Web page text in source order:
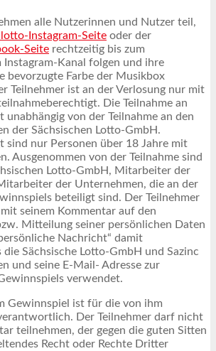
alle Nutzerinnen und Nutzer teil,
Instagram-Seite oder der
Seite rechtzeitig bis zum
Instagram-Kanal folgen und ihre
bevorzugte Farbe der Musikbox
Teilnehmer ist an der Verlosung nur mit
Die Teilnahme an
unabhängig von der Teilnahme an den
der Sächsischen Lotto-GmbH.
sind nur Personen über 18 Jahre mit
Ausgenommen von der Teilnahme sind
Lotto-GmbH, Mitarbeiter der
der Unternehmen, die an der
beteiligt sind. Der Teilnehmer
seinem Kommentar auf den
Mitteilung seiner persönlichen Daten
Nachricht“ damit
die Sächsische Lotto-GmbH und Sazinc
und seine E-Mail- Adresse zur
verwendet.
Gewinnspiel ist für die von ihm
Der Teilnehmer darf nicht
teilnehmen, der gegen die guten Sitten
Recht oder Rechte Dritter